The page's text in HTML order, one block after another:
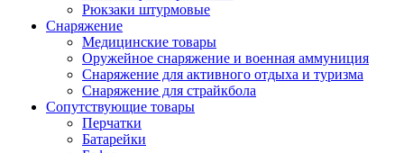
Рюкзаки штурмовые
Снаряжение
Медицинские товары
Оружейное снаряжение и военная аммуниция
Снаряжение для активного отдыха и туризма
Снаряжение для страйкбола
Сопутствующие товары
Перчатки
Батарейки